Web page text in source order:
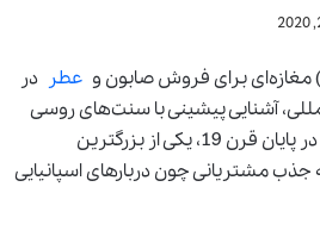
عطر در
آشنایی پیشینی با سنت‌های روسی
داشت. بروکارد به مرور تولیدات خود را در روسیه گسترش داد تا جایی که در پایان قرن 19، یکی از بزرگترین
مشتریانی چون دربارهای اسپانیایی